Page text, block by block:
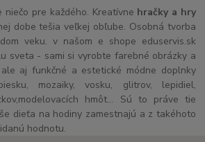
niečo pre každého. Kreatívne hračky a hry
dobe tešia veľkej obľube. Osobná tvorba
veku. v našom e shope eduservis.sk
sveta - sami si vyrobte farebné obrázky a
ale aj funkčné a estetické módne doplnky
mozaiky, vosku, glitrov, lepidiel,
hmôt... Sú to práve tie
dieťa na hodiny zamestnajú a z takéhoto
hodnotu.